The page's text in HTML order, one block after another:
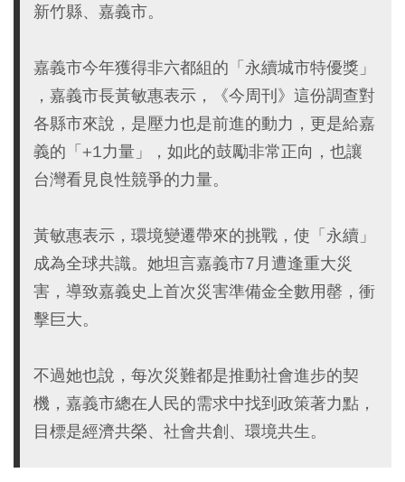
新竹縣、嘉義市。
嘉義市今年獲得非六都組的「永續城市特優獎」
，嘉義市長黃敏惠表示，《今周刊》這份調查對
各縣市來說，是壓力也是前進的動力，更是給嘉
義的「+1力量」，如此的鼓勵非常正向，也讓
台灣看見良性競爭的力量。
黃敏惠表示，環境變遷帶來的挑戰，使「永續」
成為全球共識。她坦言嘉義市7月遭逢重大災
害，導致嘉義史上首次災害準備金全數用罄，衝
擊巨大。
不過她也說，每次災難都是推動社會進步的契
機，嘉義市總在人民的需求中找到政策著力點，
目標是經濟共榮、社會共創、環境共生。